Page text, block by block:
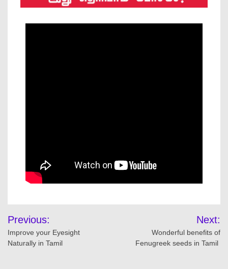
Previous:
Improve your Eyesight
Naturally in Tamil
Next:
Wonderful benefits of
Fenugreek seeds in Tamil